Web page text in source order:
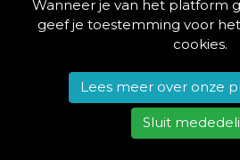
© 2013 - 2026
Alle rechten
Wanneer je van het platform
geef je toestemming voor
cookies.
Lees meer over onze
Sluit